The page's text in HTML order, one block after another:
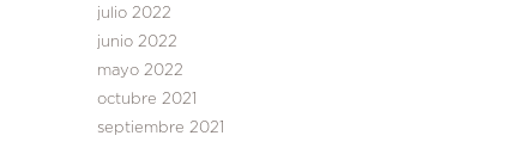
julio 2022
junio 2022
mayo 2022
octubre 2021
septiembre 2021